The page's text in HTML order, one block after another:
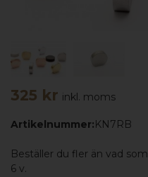
325 kr inkl. moms
Artikelnummer: KN7RB
Beställer du fler än vad
6 v.